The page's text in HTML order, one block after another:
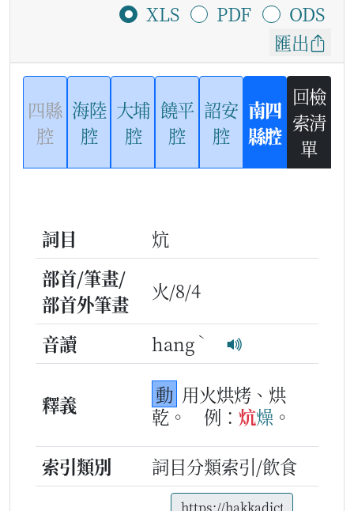
XLS
PDF
ODS
匯出
四縣
腔
海陸
腔
大埔
腔
饒平
腔
詔安
腔
南四
縣腔
回檢
索清
單
詞目
炕
部首/筆畫/
部首外筆畫
火/8/4
音讀 hang ˋ
釋義 動 用火烘烤、烘
乾。
例： 炕燥 。
索引類別
詞目分類索引/飲食